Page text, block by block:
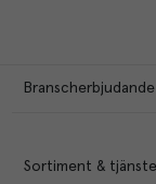
Branscherbjudande
Sortiment &